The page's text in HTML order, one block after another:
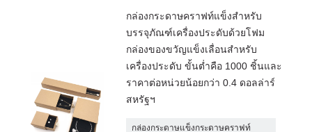
กล่องกระดาษคราฟท์แข็งสำหรับ
บรรจุภัณฑ์เครื่องประดับด้วยโฟม
กล่องของขวัญแข็งเลื่อนสำหรับ
เครื่องประดับ ขั้นต่ำคือ 1000 ชิ้นและ
ราคาต่อหน่วยน้อยกว่า 0.4 ดอลล่าร์
สหรัฐฯ
กล่องกระดาษแข็งกระดาษคราฟท์